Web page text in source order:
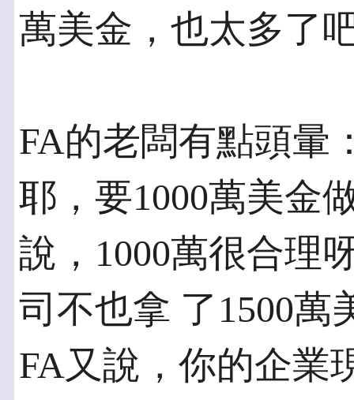
萬美金，也太多了
FA的老闆有點頭暈
耶，要1000萬美金
說，1000萬很合理
司不也拿 了1500萬
FA又說，你的企業